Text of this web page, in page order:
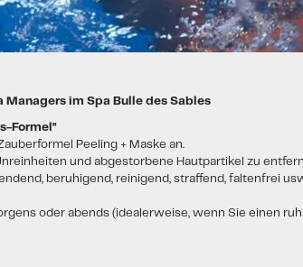
Managers im Spa Bulle des Sables
Formel"
Peeling + Maske an.
und abgestorbene Hautpartikel zu
beruhigend, reinigend, straffend, faltenfrei
oder abends (idealerweise, wenn Sie einen